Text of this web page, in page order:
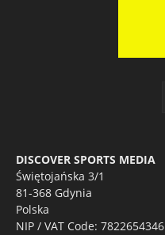
DISCOVER SPORTS MEDIA
Świętojańska 3/1
81-368 Gdynia
Polska
NIP / VAT Code: 7822654346